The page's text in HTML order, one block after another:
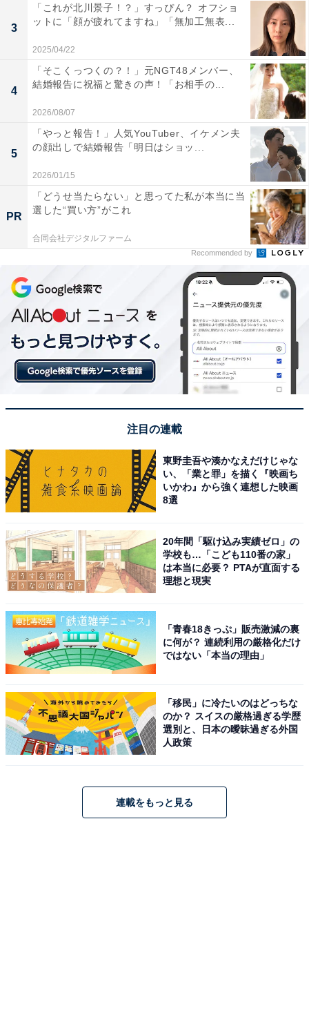
3
「これが北川景子！？」すっぴん？ オフショ
ットに「顔が疲れてますね」「無加工無表...
2025/04/22
4
「そこくっつくの？！」元NGT48メンバー、
結婚報告に祝福と驚きの声！「お相手の...
2026/08/07
5
「やっと報告！」人気YouTuber、イケメン夫
の顔出しで結婚報告「明日はショッ...
2026/01/15
PR
「どうせ当たらない」と思ってた私が本当に当
選した“買い方”がこれ
合同会社デジタルファーム
Recommended by
注目の連載
東野圭吾や湊かなえだけじゃな
い、「業と罪」を描く『映画ち
いかわ』から強く連想した映画
8選
20年間「駆け込み実績ゼロ」の
学校も…「こども110番の家」
は本当に必要？ PTAが直面する
理想と現実
「青春18きっぷ」販売激減の裏
に何が？ 連続利用の厳格化だけ
ではない「本当の理由」
「移民」に冷たいのはどっちな
のか？ スイスの厳格過ぎる学歴
選別と、日本の曖昧過ぎる外国
人政策
連載をもっと見る